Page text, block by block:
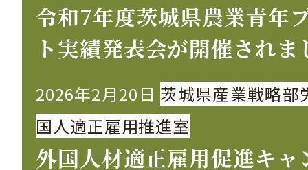
令和7年度茨城県農業青年
ト実績発表会が開催されま
2026年2月20日 茨城県産業戦略部
国人適正雇用推進室
外国人材適正雇用促進キャ